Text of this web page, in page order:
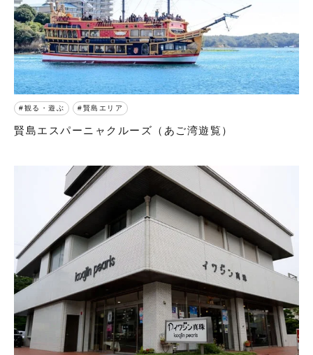
観る・遊ぶ 賢島エリア
賢島エスパーニャクルーズ（あご湾遊覧）